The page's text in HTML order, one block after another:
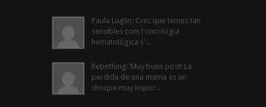
Paula Luglin: Crec que temes tan
sensibles com l'oncologia
hematològica s'...
Rebirthing: Muy buen post! La
perdida de una mama es un
choque muy impor...